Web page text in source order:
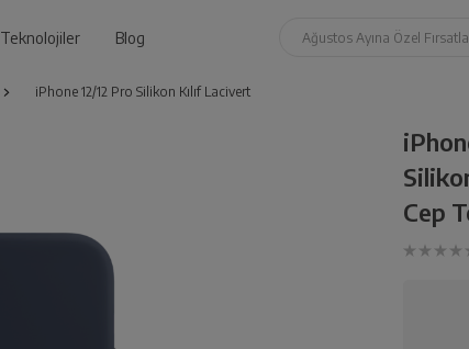
Teknolojiler Blog Ağustos Ayına Özel
iPhone 12/12 Pro Silikon Kılıf Lacivert
Cep